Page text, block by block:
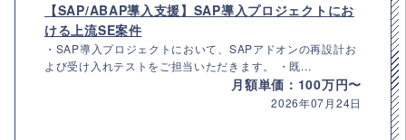
【SAP/ABAP導入支援】SAP導入プロジェクトにお
ける上流SE案件
・SAP導入プロジェクトにおいて、SAPアドオンの再設計お
よび受け入れテストをご担当いただきます。 ・既...
月額単価：100万円〜
2026年07月24日